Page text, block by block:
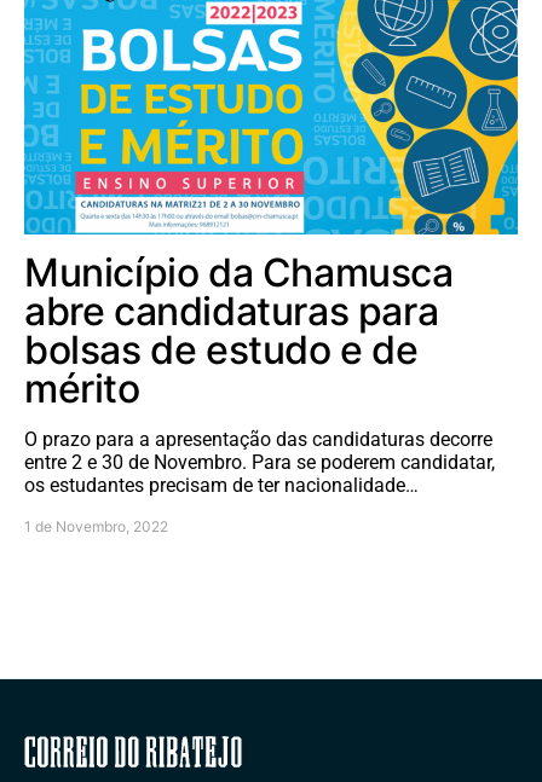
Município da Chamusca
abre candidaturas para
bolsas de estudo e de
mérito
O prazo para a apresentação das candidaturas decorre
entre 2 e 30 de Novembro. Para se poderem candidatar,
os estudantes precisam de ter nacionalidade…
1 de Novembro, 2022
Correio do Ribatejo